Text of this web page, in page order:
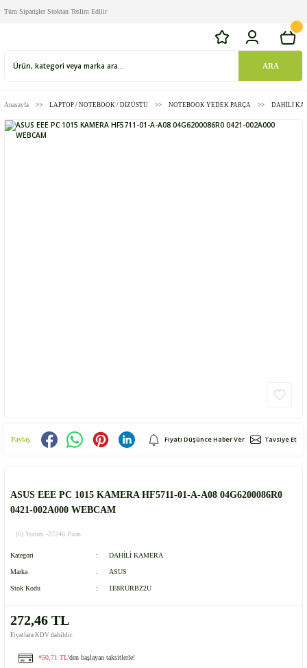
Tüm Siparişler Stoktan Teslim Edilir
ARA
Anasayfa LAPTOP / NOTEBOOK / DİZÜSTÜ NOTEBOOK YEDEK PARÇA DAHİLİ
Paylaş Fiyatı Düşünce Haber Ver Tavsiye Et
ASUS EEE PC 1015 KAMERA HF5711-01-A-A08 04G6200086R0
0421-002A000 WEBCAM
(0) Yorum -27246 Puan
Kategori DAHİLİ KAMERA
Marka ASUS
Stok Kodu 1E8RURBZ2U
272,46 TL
Fiyatlara KDV dahildir.
*50,71 TL'den başlayan taksitlerle!